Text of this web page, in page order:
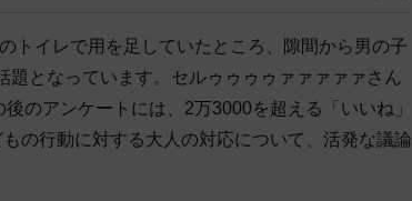
トイレで用を足していたところ、隙間から男の子
題となっています。セルゥゥゥゥァァァァァさん
のアンケートには、2万3000を超える「いいね」
の行動に対する大人の対応について、活発な議論